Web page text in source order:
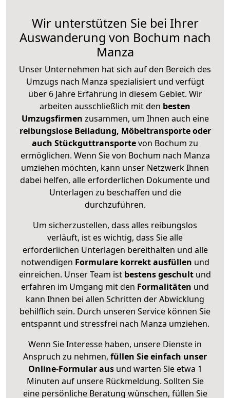
Wir unterstützen Sie bei Ihrer
Auswanderung von Bochum nach
Manza
Unser Unternehmen hat sich auf den Bereich des
Umzugs nach Manza spezialisiert und verfügt
über 6 Jahre Erfahrung in diesem Gebiet. Wir
arbeiten ausschließlich mit den besten
Umzugsfirmen zusammen, um Ihnen auch eine
reibungslose Beiladung, Möbeltransporte oder
auch Stückguttransportevon Bochum zu
ermöglichen. Wenn Sie von Bochum nach Manza
umziehen möchten, kann unser Netzwerk Ihnen
dabei helfen, alle erforderlichen Dokumente und
Unterlagen zu beschaffen und die
durchzuführen.
Um sicherzustellen, dass alles reibungslos
verläuft, ist es wichtig, dass Sie alle
erforderlichen Unterlagen bereithalten und alle
notwendigen Formulare korrekt ausfüllen und
einreichen. Unser Team ist bestens geschult und
erfahren im Umgang mit den Formalitäten und
kann Ihnen bei allen Schritten der Abwicklung
behilflich sein. Durch unseren Service können Sie
entspannt und stressfrei nach Manza umziehen.
Wenn Sie Interesse haben, unsere Dienste in
Anspruch zu nehmen, füllen Sie einfach unser
Online-Formular ausund warten Sie etwa 1
Minuten auf unsere Rückmeldung. Sollten Sie
eine persönliche Beratung wünschen, füllen Sie